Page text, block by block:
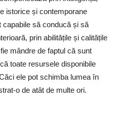
istorice și contemporane
să conducă și să
prin abilitățile și calitățile
mândre de faptul că sunt
toate resursele disponibile
ele pot schimba lumea în
o de atât de multe ori.